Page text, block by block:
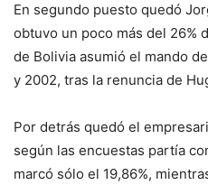
En segundo puesto quedó
obtuvo un poco más del 26%
de Bolivia asumió el mando
y 2002, tras la renuncia de
Por detrás quedó el
según las encuestas partía
marcó sólo el 19,86%,